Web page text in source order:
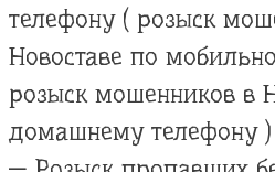
телефону ( розыск
Новоставе по
розыск мошенников в
домашнему телефону )